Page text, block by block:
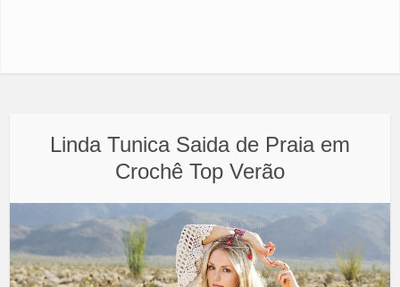
Linda Tunica Saida de Praia em
Crochê Top Verão